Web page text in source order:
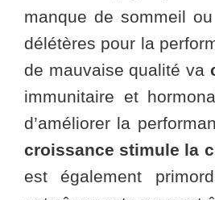
manque de sommeil
délétères pour la
de mauvaise qualité va
immunitaire et
d’améliorer la
croissance stimule la
est également